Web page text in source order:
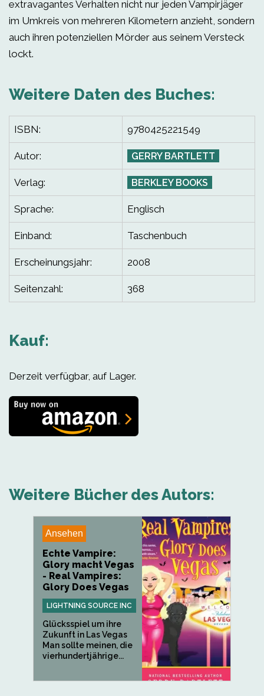
extravagantes Verhalten nicht nur jeden Vampirjäger
im Umkreis von mehreren Kilometern anzieht, sondern
auch ihren potenziellen Mörder aus seinem Versteck
lockt.
Weitere Daten des Buches:
ISBN: 9780425221549
Autor: GERRY BARTLETT
Verlag: BERKLEY BOOKS
Sprache: Englisch
Einband: Taschenbuch
Erscheinungsjahr: 2008
Seitenzahl: 368
Kauf:
Derzeit verfügbar, auf Lager.
Weitere Bücher des Autors:
Ansehen
Echte Vampire:
Glory macht Vegas
- Real Vampires:
Glory Does Vegas
LIGHTNING SOURCE INC
Glücksspiel um ihre
Zukunft in Las Vegas
Man sollte meinen, die
vierhundertjährige...